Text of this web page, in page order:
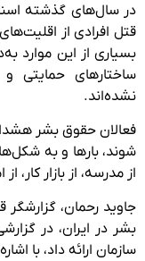
در سال‌های گذشته
قتل افرادی از
بسیاری از این موارد
ساختارهای حمایتی
نشده‌اند.
فعالان حقوق بشر
شوند، بارها و به
از مدرسه، از بازار
جاوید رحمان،
سازمان ارائه داد، با